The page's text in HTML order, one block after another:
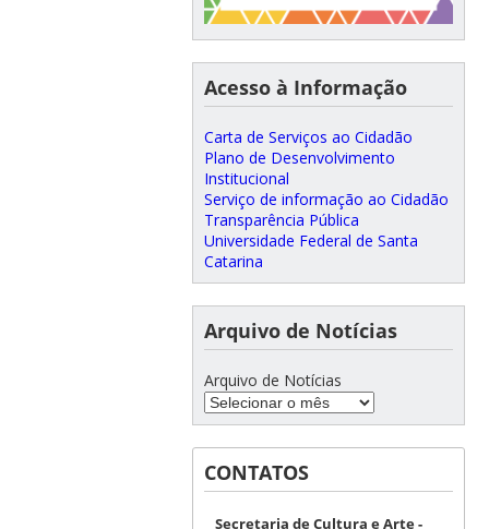
Acesso à Informação
Carta de Serviços ao Cidadão
Plano de Desenvolvimento
Institucional
Serviço de informação ao Cidadão
Transparência Pública
Universidade Federal de Santa
Catarina
Arquivo de Notícias
Arquivo de Notícias
CONTATOS
Secretaria de Cultura e Arte -